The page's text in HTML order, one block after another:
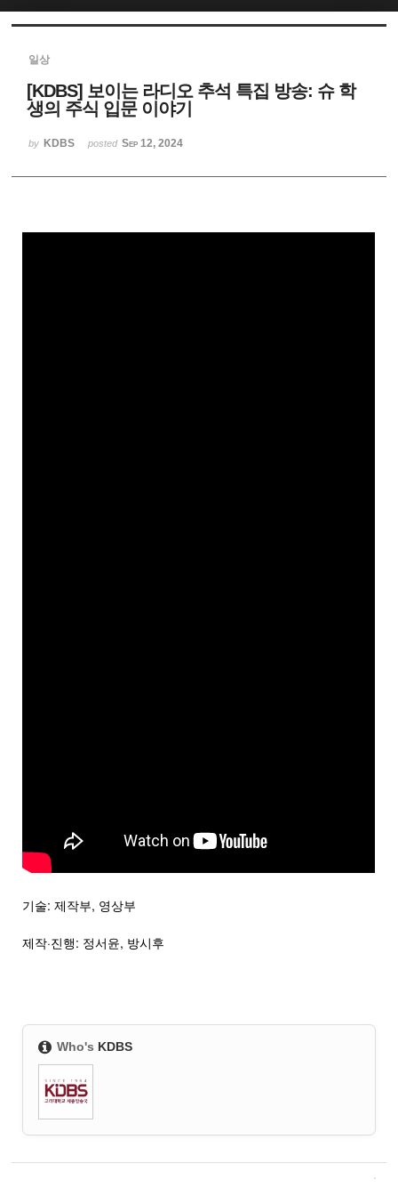
일상
[KDBS] 보이는 라디오 추석 특집 방송: 슈 학
생의 주식 입문 이야기
by KDBS posted Sep 12, 2024
기술: 제작부, 영상부
제작·진행: 정서윤, 방시후
Who's KDBS
Sketchbook5, 스케치북5
Sketchbook5, 스케치북5